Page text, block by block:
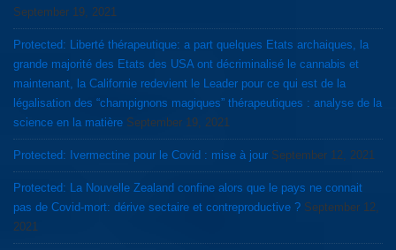
September 19, 2021
Protected: Liberté thérapeutique: a part quelques Etats archaiques, la
grande majorité des Etats des USA ont décriminalisé le cannabis et
maintenant, la Californie redevient le Leader pour ce qui est de la
légalisation des “champignons magiques” thérapeutiques : analyse de la
science en la matière September 19, 2021
Protected: Ivermectine pour le Covid : mise à jour September 12, 2021
Protected: La Nouvelle Zealand confine alors que le pays ne connait
pas de Covid-mort: dérive sectaire et contreproductive ? September 12,
2021